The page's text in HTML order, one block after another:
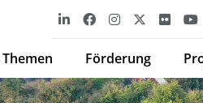
Themen Förderung